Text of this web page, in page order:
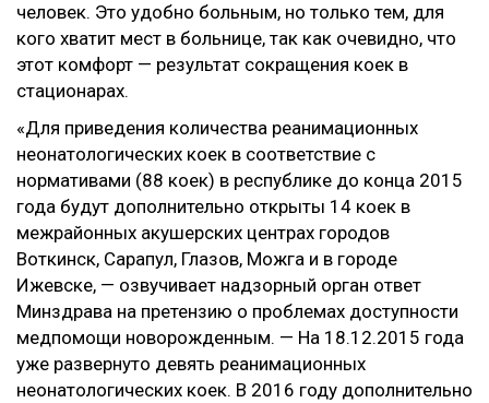
человек. Это удобно больным, но только тем, для
кого хватит мест в больнице, так как очевидно, что
этот комфорт — результат сокращения коек в
стационарах.
«Для приведения количества реанимационных
неонатологических коек в соответствие с
нормативами (88 коек) в республике до конца 2015
года будут дополнительно открыты 14 коек в
межрайонных акушерских центрах городов
Воткинск, Сарапул, Глазов, Можга и в городе
Ижевске, — озвучивает надзорный орган ответ
Минздрава на претензию о проблемах доступности
медпомощи новорожденным. — На 18.12.2015 года
уже развернуто девять реанимационных
неонатологических коек. В 2016 году дополнительно